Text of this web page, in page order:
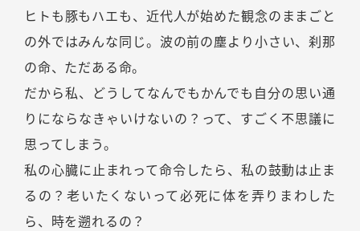
ヒトも豚もハエも、近代人が始めた観念のままごと
の外ではみんな同じ。波の前の塵より小さい、刹那
の命、ただある命。
だから私、どうしてなんでもかんでも自分の思い通
りにならなきゃいけないの？って、すごく不思議に
思ってしまう。
私の心臓に止まれって命令したら、私の鼓動は止ま
るの？老いたくないって必死に体を弄りまわした
ら、時を遡れるの？